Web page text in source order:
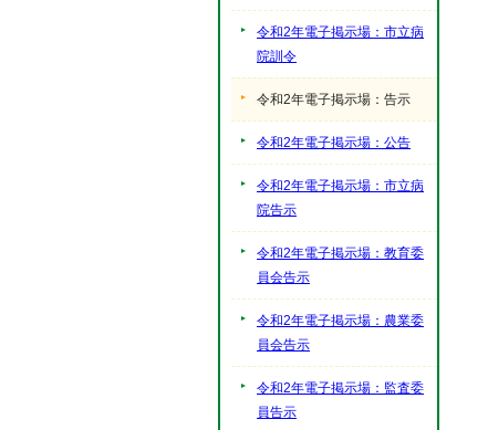
令和2年電子掲示場：市立病
院訓令
令和2年電子掲示場：告示
令和2年電子掲示場：公告
令和2年電子掲示場：市立病
院告示
令和2年電子掲示場：教育委
員会告示
令和2年電子掲示場：農業委
員会告示
令和2年電子掲示場：監査委
員告示